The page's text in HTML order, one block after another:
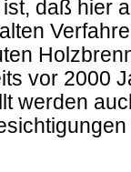
daß hier
vor 2000
werden